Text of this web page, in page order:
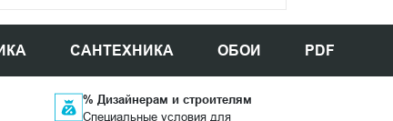
САНТЕХНИКА ОБОИ PDF
% Дизайнерам и строителям
Специальные условия для